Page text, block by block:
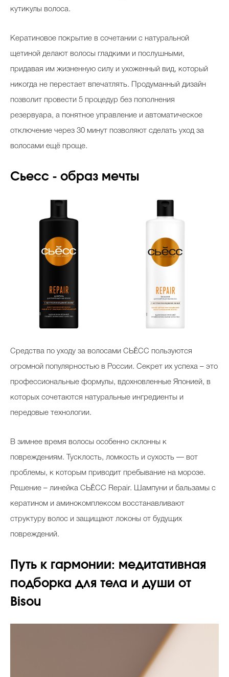
кутикулы волоса.
Кератиновое покрытие в сочетании с натуральной
щетиной делают волосы гладкими и послушными,
придавая им жизненную силу и ухоженный вид, который
никогда не перестает впечатлять. Продуманный дизайн
позволит провести 5 процедур без пополнения
резервуара, а понятное управление и автоматическое
отключение через 30 минут позволяют сделать уход за
волосами ещё проще.
Сьесс - образ мечты
Средства по уходу за волосами СЬĔСС пользуются
огромной популярностью в России. Секрет их успеха – это
профессиональные формулы, вдохновленные Японией, в
которых сочетаются натуральные ингредиенты и
передовые технологии.
В зимнее время волосы особенно склонны к
повреждениям. Тусклость, ломкость и сухость — вот
проблемы, к которым приводит пребывание на морозе.
Решение – линейка СЬĔСС Repair. Шампуни и бальзамы с
кератином и аминокомплексом восстанавливают
структуру волос и защищают локоны от будущих
повреждений.
Путь к гармонии: медитативная
подборка для тела и души от
Bisou